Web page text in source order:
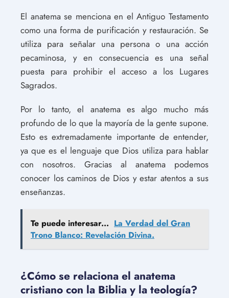
El anatema se menciona en el Antiguo Testamento
como una forma de purificación y restauración. Se
utiliza para señalar una persona o una acción
pecaminosa, y en consecuencia es una señal
puesta para prohibir el acceso a los Lugares
Sagrados.
Por lo tanto, el anatema es algo mucho más
profundo de lo que la mayoría de la gente supone.
Esto es extremadamente importante de entender,
ya que es el lenguaje que Dios utiliza para hablar
con nosotros. Gracias al anatema podemos
conocer los caminos de Dios y estar atentos a sus
enseñanzas.
Te puede interesar... La Verdad del Gran
Trono Blanco: Revelación Divina.
¿Cómo se relaciona el anatema
cristiano con la Biblia y la teología?